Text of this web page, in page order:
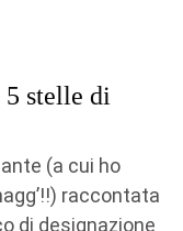
stelle di
(a cui ho
raccontata
di designazione